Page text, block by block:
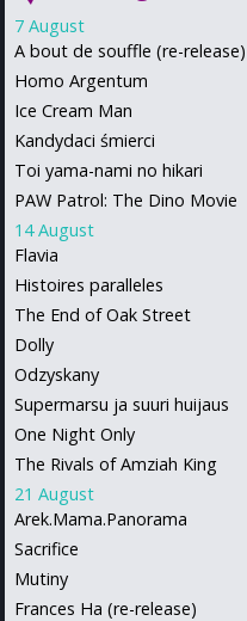
7 August
A bout de souffle (re-release)
Homo Argentum
Ice Cream Man
Kandydaci śmierci
Toi yama-nami no hikari
PAW Patrol: The Dino Movie
14 August
Flavia
Histoires paralleles
The End of Oak Street
Dolly
Odzyskany
Supermarsu ja suuri huijaus
One Night Only
The Rivals of Amziah King
21 August
Arek.Mama.Panorama
Sacrifice
Mutiny
Frances Ha (re-release)